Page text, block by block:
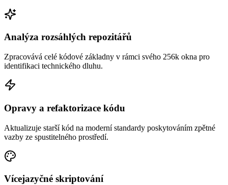
Analýza rozsáhlých repozitářů
Zpracovává celé kódové základny v rámci svého 256k okna pro
identifikaci technického dluhu.
Opravy a refaktorizace kódu
Aktualizuje starší kód na moderní standardy poskytováním zpětné
vazby ze spustitelného prostředí.
Vícejazyčné skriptování